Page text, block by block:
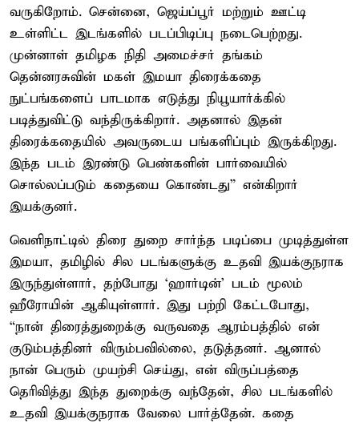
வருகிறோம். சென்னை, ஜெய்ப்பூர் மற்றும் ஊட்டி
உள்ளிட்ட இடங்களில் படப்பிடிப்பு நடைபெற்றது.
முன்னாள் தமிழக நிதி அமைச்சர் தங்கம்
தென்னரசுவின் மகள் இமயா திரைக்கதை
நுட்பங்களைப் பாடமாக எடுத்து நியூயார்க்கில்
படித்துவிட்டு வந்திருக்கிறார். அதனால் இதன்
திரைக்கதையில் அவருடைய பங்களிப்பும் இருக்கிறது.
இந்த படம் இரண்டு பெண்களின் பார்வையில்
சொல்லப்படும் கதையை கொண்டது” என்கிறார்
இயக்குனர்.
வெளிநாட்டில் திரை துறை சார்ந்த படிப்பை முடித்துள்ள
இமயா, தமிழில் சில படங்களுக்கு உதவி இயக்குநராக
இருந்துள்ளார், தற்போது ‘ஹார்டின்’ படம் மூலம்
ஹீரோயின் ஆகியுள்ளார். இது பற்றி கேட்டபோது,
“நான் திரைத்துறைக்கு வருவதை ஆரம்பத்தில் என்
குடும்பத்தினர் விரும்பவில்லை, தடுத்தனர். ஆனால்
நான் பெரும் முயற்சி செய்து, என் விருப்பத்தை
தெரிவித்து இந்த துறைக்கு வந்தேன், சில படங்களில்
உதவி இயக்குநராக வேலை பார்த்தேன். கதை